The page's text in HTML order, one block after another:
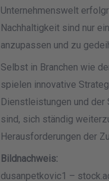
Unternehmenswelt
Nachhaltigkeit sind nur
anzupassen und zu
Selbst in Branchen wie
spielen innovative
Dienstleistungen und
sind, sich ständig
Herausforderungen der
Bildnachweis:
dusanpetkovic1 –